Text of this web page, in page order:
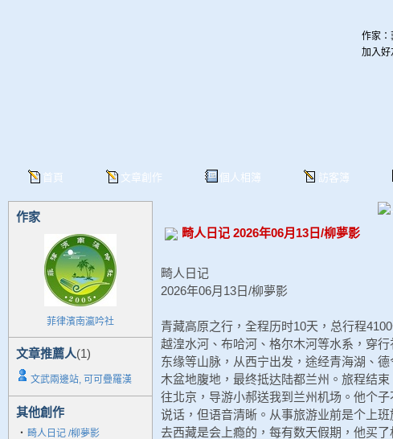
首頁 文章創作 個人相簿 訪客簿
加入好
作家：
作家
菲律濱南瀛吟社
文章推薦人(1)
文武兩邊站, 可可疊羅漢
其他創作
‧ 畸人日记 /柳夢影
畸人日记 2026年06月13日/柳夢影
畸人日记
2026年06月13日/柳夢影
青藏高原之行，全程历时10天，总行程
越湟水河、布哈河、格尔木河等水系，穿
东缘等山脉，从西宁出发，途经青海湖、
木盆地腹地，最终抵达陆都兰州。旅程结
往北京，导游小郝送我到兰州机场。他个
说话，但语音清晰。从事旅游业前是个上
去西藏是会上瘾的，每有数天假期，他买